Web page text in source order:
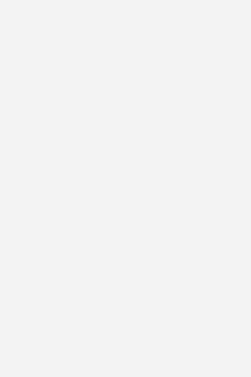
Politik mit sechs Maßnahmen:
2025,
Sanierung mit
für Neubauten auf
Vorgaben für die
bei Verkauf